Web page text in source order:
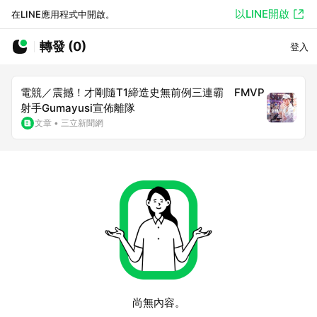
在LINE應用程式中開啟。 以LINE開啟
轉發 (0) 登入
電競／震撼！才剛隨T1締造史無前例三連霸 FMVP
射手Gumayusi宣佈離隊
文章 • 三立新聞網
尚無內容。